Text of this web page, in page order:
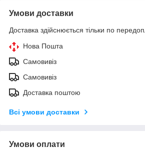
Умови доставки
Доставка здійснюється тільки по
Нова Пошта
Самовивіз
Самовивіз
Доставка поштою
Всі умови доставки
Умови оплати